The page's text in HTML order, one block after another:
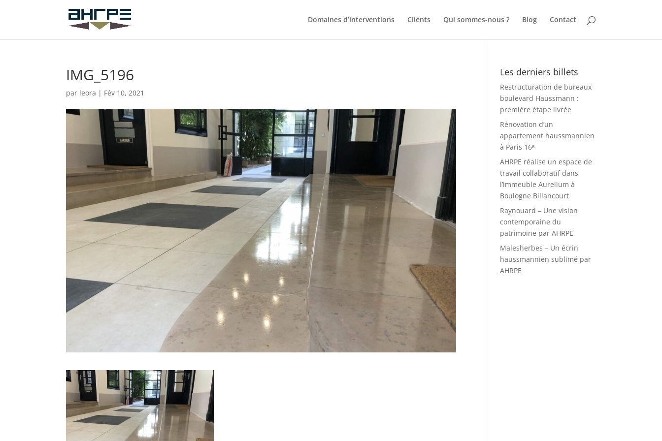
Domaines d’interventions Clients Qui sommes-nous ? Blog Contact
IMG_5196
par leora | Fév 10, 2021
Les derniers billets
Restructuration de bureaux
boulevard Haussmann :
première étape livrée
Rénovation d’un
appartement haussmannien
à Paris 16ᵉ
AHRPE réalise un espace de
travail collaboratif dans
l’immeuble Aurelium à
Boulogne Billancourt
Raynouard – Une vision
contemporaine du
patrimoine par AHRPE
Malesherbes – Un écrin
haussmannien sublimé par
AHRPE